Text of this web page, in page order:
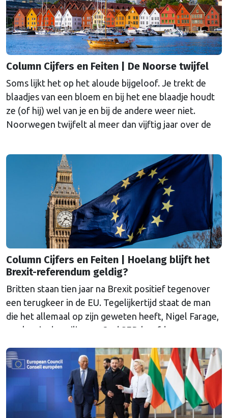
Column Cijfers en Feiten | De Noorse twijfel
Soms lijkt het op het aloude bijgeloof. Je trekt de
blaadjes van een bloem en bij het ene blaadje houdt
ze (of hij) wel van je en bij de andere weer niet.
Noorwegen twijfelt al meer dan vijftig jaar over de
Marko Bos om eens in de geschiedenis te duiken.
Column Cijfers en Feiten | Hoelang blijft het
Brexit-referendum geldig?
Britten staan tien jaar na Brexit positief tegenover
een terugkeer in de EU. Tegelijkertijd staat de man
die het allemaal op zijn geweten heeft, Nigel Farage,
aan kop in de peilingen. Oud SER-hoofdeconoom